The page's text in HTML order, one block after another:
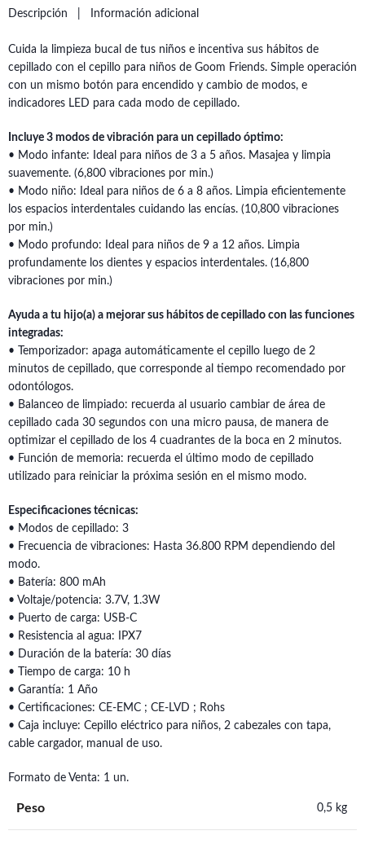
Descripción Información adicional
Cuida la limpieza bucal de tus niños e incentiva sus hábitos de
cepillado con el cepillo para niños de Goom Friends. Simple operación
con un mismo botón para encendido y cambio de modos, e
indicadores LED para cada modo de cepillado.
Incluye 3 modos de vibración para un cepillado óptimo:
• Modo infante: Ideal para niños de 3 a 5 años. Masajea y limpia
suavemente. (6,800 vibraciones por min.)
• Modo niño: Ideal para niños de 6 a 8 años. Limpia eficientemente
los espacios interdentales cuidando las encías. (10,800 vibraciones
por min.)
• Modo profundo: Ideal para niños de 9 a 12 años. Limpia
profundamente los dientes y espacios interdentales. (16,800
vibraciones por min.)
Ayuda a tu hijo(a) a mejorar sus hábitos de cepillado con las funciones
integradas:
• Temporizador: apaga automáticamente el cepillo luego de 2
minutos de cepillado, que corresponde al tiempo recomendado por
odontólogos.
• Balanceo de limpiado: recuerda al usuario cambiar de área de
cepillado cada 30 segundos con una micro pausa, de manera de
optimizar el cepillado de los 4 cuadrantes de la boca en 2 minutos.
• Función de memoria: recuerda el último modo de cepillado
utilizado para reiniciar la próxima sesión en el mismo modo.
Especificaciones técnicas:
• Modos de cepillado: 3
• Frecuencia de vibraciones: Hasta 36.800 RPM dependiendo del
modo.
• Batería: 800 mAh
• Voltaje/potencia: 3.7V, 1.3W
• Puerto de carga: USB-C
• Resistencia al agua: IPX7
• Duración de la batería: 30 días
• Tiempo de carga: 10 h
• Garantía: 1 Año
• Certificaciones: CE-EMC ; CE-LVD ; Rohs
• Caja incluye: Cepillo eléctrico para niños, 2 cabezales con tapa,
cable cargador, manual de uso.
Formato de Venta: 1 un.
Peso 0,5 kg